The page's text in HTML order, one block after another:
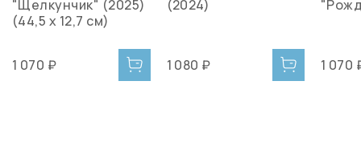
"Щелкунчик" (2025)
(44,5 х 12,7 см)
1 070 ₽
(2024)
1 080 ₽ 1 070